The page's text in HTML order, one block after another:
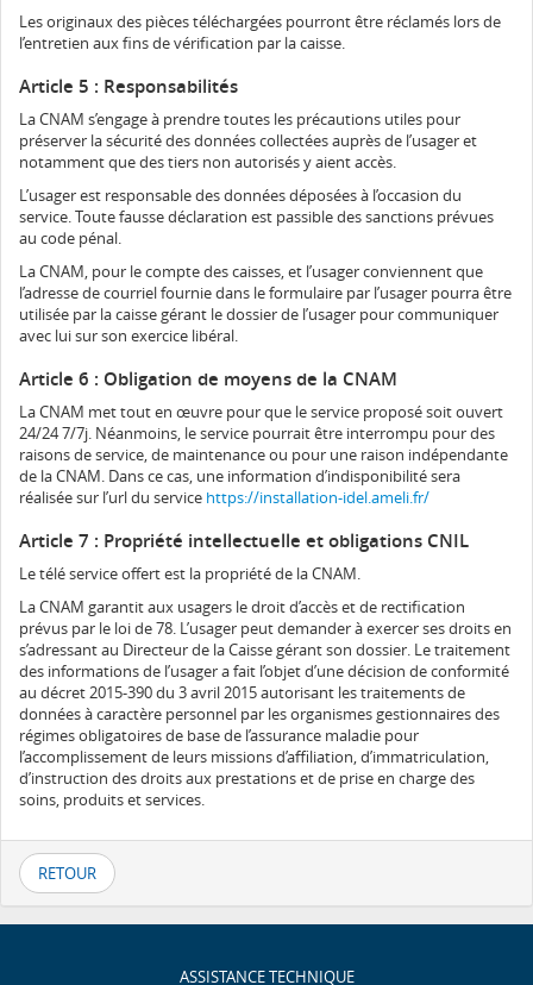
Les originaux des pièces téléchargées pourront être réclamés lors de
l’entretien aux fins de vérification par la caisse.
Article 5 : Responsabilités
La CNAM s’engage à prendre toutes les précautions utiles pour
préserver la sécurité des données collectées auprès de l’usager et
notamment que des tiers non autorisés y aient accès.
L’usager est responsable des données déposées à l’occasion du
service. Toute fausse déclaration est passible des sanctions prévues
au code pénal.
La CNAM, pour le compte des caisses, et l’usager conviennent que
l’adresse de courriel fournie dans le formulaire par l’usager pourra être
utilisée par la caisse gérant le dossier de l’usager pour communiquer
avec lui sur son exercice libéral.
Article 6 : Obligation de moyens de la CNAM
La CNAM met tout en œuvre pour que le service proposé soit ouvert
24/24 7/7j. Néanmoins, le service pourrait être interrompu pour des
raisons de service, de maintenance ou pour une raison indépendante
de la CNAM. Dans ce cas, une information d’indisponibilité sera
réalisée sur l’url du service https://installation-idel.ameli.fr/
Article 7 : Propriété intellectuelle et obligations CNIL
Le télé service offert est la propriété de la CNAM.
La CNAM garantit aux usagers le droit d’accès et de rectification
prévus par le loi de 78. L’usager peut demander à exercer ses droits en
s’adressant au Directeur de la Caisse gérant son dossier. Le traitement
des informations de l’usager a fait l’objet d’une décision de conformité
au décret 2015-390 du 3 avril 2015 autorisant les traitements de
données à caractère personnel par les organismes gestionnaires des
régimes obligatoires de base de l’assurance maladie pour
l’accomplissement de leurs missions d’affiliation, d’immatriculation,
d’instruction des droits aux prestations et de prise en charge des
soins, produits et services.
RETOUR
ASSISTANCE TECHNIQUE